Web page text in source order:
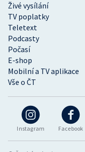
Instagram Facebook
Živé vysílání
TV poplatky
Teletext
Podcasty
Počasí
E-shop
Mobilní a TV aplikace
Vše o ČT